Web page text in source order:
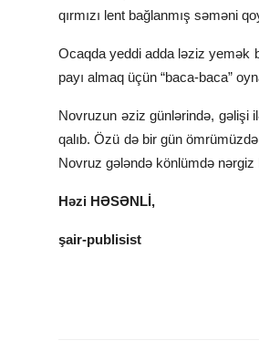
qırmızı lent bağlanmış səməni
Ocaqda yeddi adda ləziz yemək
payı almaq üçün “baca-baca”
Novruzun əziz günlərində, gəlişi
qalıb. Özü də bir gün
Novruz gələndə könlümdə
Həzi HƏSƏNLİ,
şair-publisist